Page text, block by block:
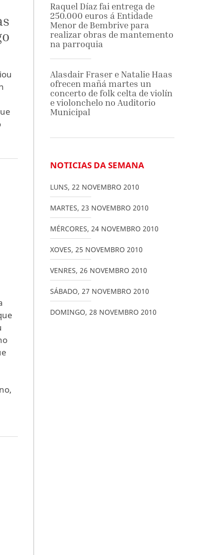
Raquel Díaz fai entrega de
250.000 euros á Entidade
Menor de Bembrive para
realizar obras de mantemento
na parroquia
Alasdair Fraser e Natalie Haas
ofrecen mañá martes un
concerto de folk celta de violín
e violonchelo no Auditorio
Municipal
NOTICIAS DA SEMANA
LUNS, 22 NOVEMBRO 2010
MARTES, 23 NOVEMBRO 2010
MÉRCORES, 24 NOVEMBRO 2010
XOVES, 25 NOVEMBRO 2010
VENRES, 26 NOVEMBRO 2010
SÁBADO, 27 NOVEMBRO 2010
DOMINGO, 28 NOVEMBRO 2010